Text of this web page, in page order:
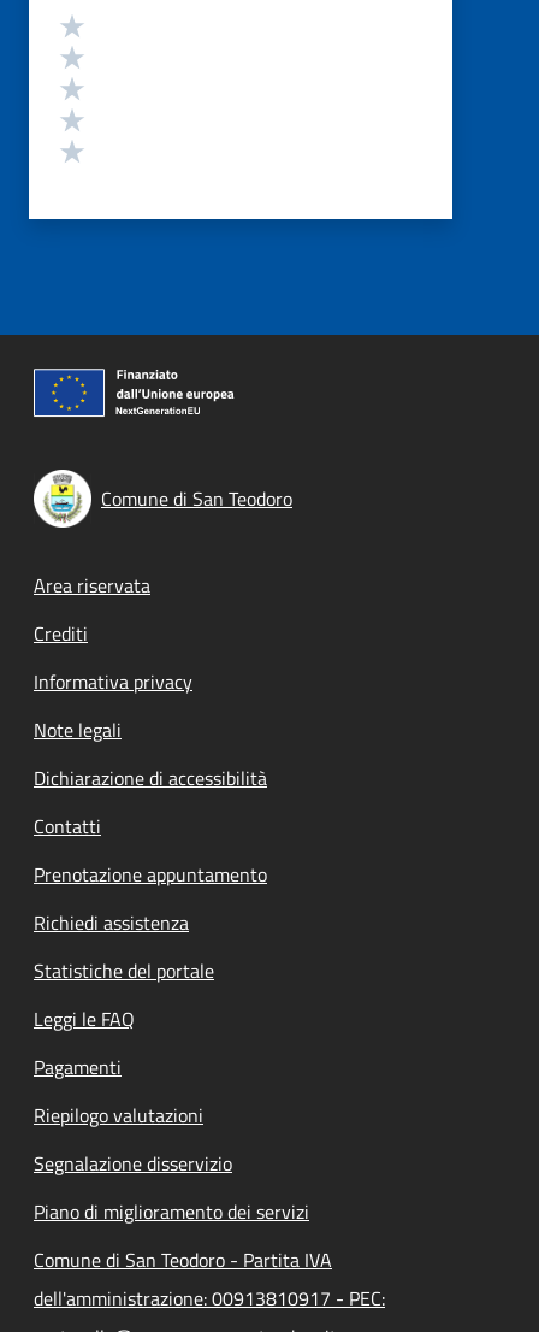
Valutazione
Comune di San Teodoro
Footer menu
Area riservata
Crediti
Informativa privacy
Note legali
Dichiarazione di accessibilità
Contatti
Prenotazione appuntamento
Richiedi assistenza
Statistiche del portale
Leggi le FAQ
Pagamenti
Riepilogo valutazioni
Segnalazione disservizio
Piano di miglioramento dei servizi
Comune di San Teodoro - Partita IVA
dell'amministrazione: 00913810917 - PEC: